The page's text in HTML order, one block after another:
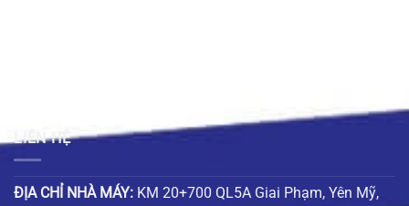
LIÊN HỆ
ĐỊA CHỈ NHÀ MÁY: KM 20+700 QL5A Giai Phạm, Yên Mỹ,